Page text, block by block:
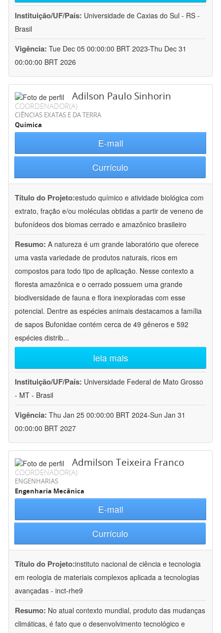
Instituição/UF/País: Universidade de Caxias do Sul - RS -
Brasil
Vigência: Tue Dec 05 00:00:00 BRT 2023-Thu Dec 31
00:00:00 BRT 2026
Adilson Paulo Sinhorin
COORDENADOR(A)
CIÊNCIAS EXATAS E DA TERRA
Química
E-mail
Currículo
Título do Projeto:estudo químico e atividade biológica com
extrato, fração e/ou moléculas obtidas a partir de veneno de
bufonídeos dos biomas cerrado e amazônico brasileiro
Resumo: A natureza é um grande laboratório que oferece
uma vasta variedade de produtos naturais, ricos em
compostos para todo tipo de aplicação. Nesse contexto a
floresta amazônica e o cerrado possuem uma grande
biodiversidade de fauna e flora inexploradas com esse
potencial. Dentre as espécies animais destacamos a família
de sapos Bufonidae contém cerca de 49 gêneros e 592
espécies distrib...
leia mais
Instituição/UF/País: Universidade Federal de Mato Grosso
- MT - Brasil
Vigência: Thu Jan 25 00:00:00 BRT 2024-Sun Jan 31
00:00:00 BRT 2027
Admilson Teixeira Franco
COORDENADOR(A)
ENGENHARIAS
Engenharia Mecânica
E-mail
Currículo
Título do Projeto:instituto nacional de ciência e tecnologia
em reologia de materiais complexos aplicada a tecnologias
avançadas - inct-rhe9
Resumo: No atual contexto mundial, produto das mudanças
climáticas, é fato que o desenvolvimento tecnológico e